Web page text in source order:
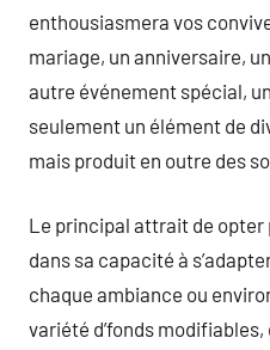
enthousiasmera vos
mariage, un anniversaire,
autre événement spécial,
seulement un élément de
mais produit en outre des
Le principal attrait de opter
dans sa capacité à
chaque ambiance ou
variété d’fonds modifiables,